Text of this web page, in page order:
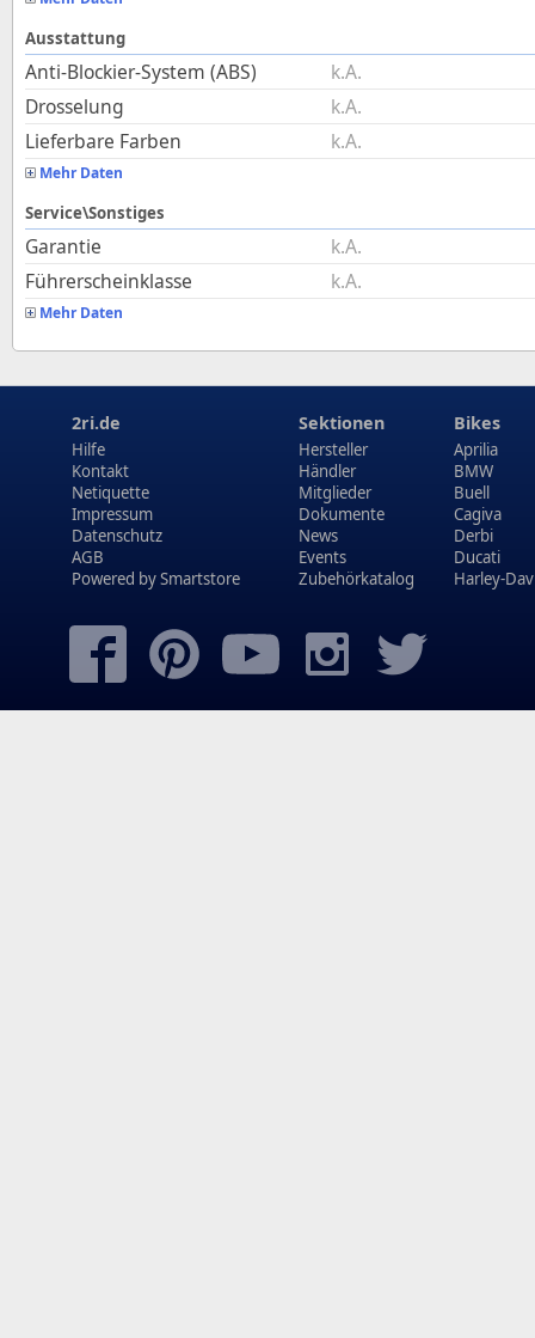
Ausstattung
Anti-Blockier-System (ABS)
k.A.
Drosselung
k.A.
Lieferbare Farben
k.A.
Mehr Daten
Service\Sonstiges
Garantie
k.A.
Führerscheinklasse
k.A.
Mehr Daten
2ri.de
Hilfe
Kontakt
Netiquette
Impressum
Datenschutz
AGB
Powered bySmartstore
Sektionen
Hersteller
Händler
Mitglieder
Dokumente
News
Events
Zubehörkatalog
Bikes
Aprilia
BMW
Buell
Cagiva
Derbi
Ducati
Harley-